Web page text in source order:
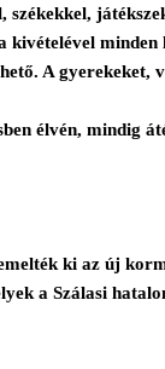
székekkel,
kivételével
A gyerekeket,
élvén, mindig
ki az új
a Szálasi